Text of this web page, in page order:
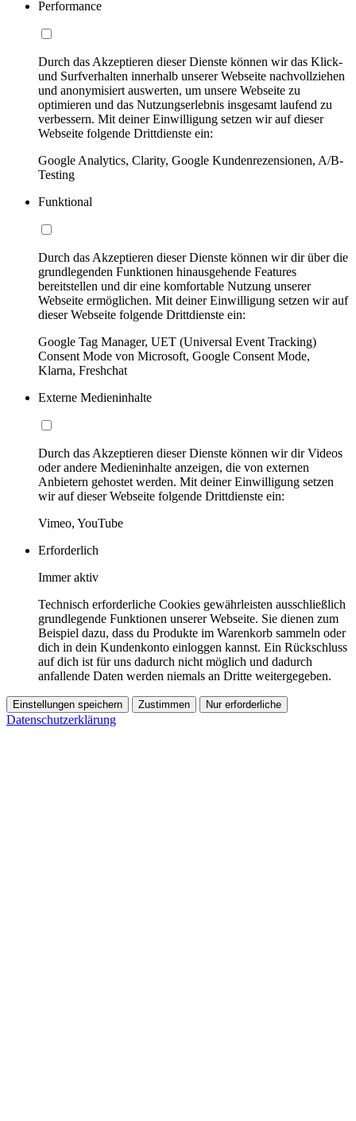
Performance
Durch das Akzeptieren dieser Dienste können wir das Klick-
und Surfverhalten innerhalb unserer Webseite nachvollziehen
und anonymisiert auswerten, um unsere Webseite zu
optimieren und das Nutzungserlebnis insgesamt laufend zu
verbessern. Mit deiner Einwilligung setzen wir auf dieser
Webseite folgende Drittdienste ein:
Google Analytics, Clarity, Google Kundenrezensionen, A/B-
Testing
Funktional
Durch das Akzeptieren dieser Dienste können wir dir über die
grundlegenden Funktionen hinausgehende Features
bereitstellen und dir eine komfortable Nutzung unserer
Webseite ermöglichen. Mit deiner Einwilligung setzen wir auf
dieser Webseite folgende Drittdienste ein:
Google Tag Manager, UET (Universal Event Tracking)
Consent Mode von Microsoft, Google Consent Mode,
Klarna, Freshchat
Externe Medieninhalte
Durch das Akzeptieren dieser Dienste können wir dir Videos
oder andere Medieninhalte anzeigen, die von externen
Anbietern gehostet werden. Mit deiner Einwilligung setzen
wir auf dieser Webseite folgende Drittdienste ein:
Vimeo, YouTube
Erforderlich
Immer aktiv
Technisch erforderliche Cookies gewährleisten ausschließlich
grundlegende Funktionen unserer Webseite. Sie dienen zum
Beispiel dazu, dass du Produkte im Warenkorb sammeln oder
dich in dein Kundenkonto einloggen kannst. Ein Rückschluss
auf dich ist für uns dadurch nicht möglich und dadurch
anfallende Daten werden niemals an Dritte weitergegeben.
Einstellungen speichern Zustimmen Nur erforderliche
Datenschutzerklärung